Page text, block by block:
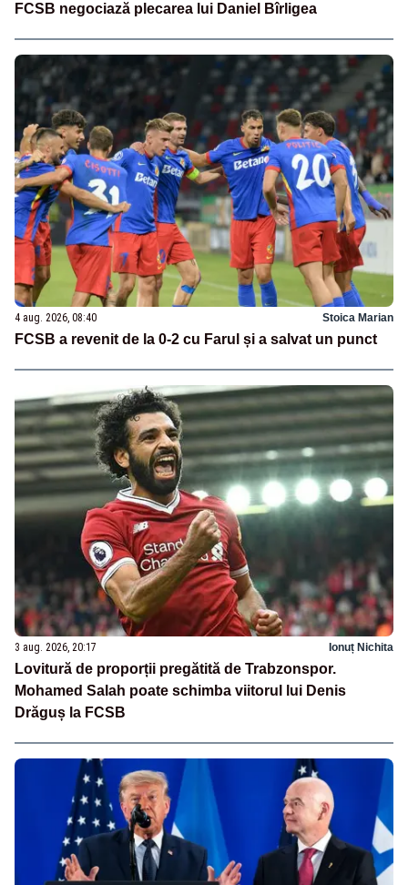
FCSB negociază plecarea lui Daniel Bîrligea
4 aug. 2026, 08:40 Stoica Marian
FCSB a revenit de la 0-2 cu Farul și a salvat un punct
3 aug. 2026, 20:17 Ionuț Nichita
Lovitură de proporții pregătită de Trabzonspor.
Mohamed Salah poate schimba viitorul lui Denis
Drăguș la FCSB